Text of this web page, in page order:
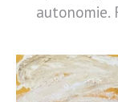
autonomie.